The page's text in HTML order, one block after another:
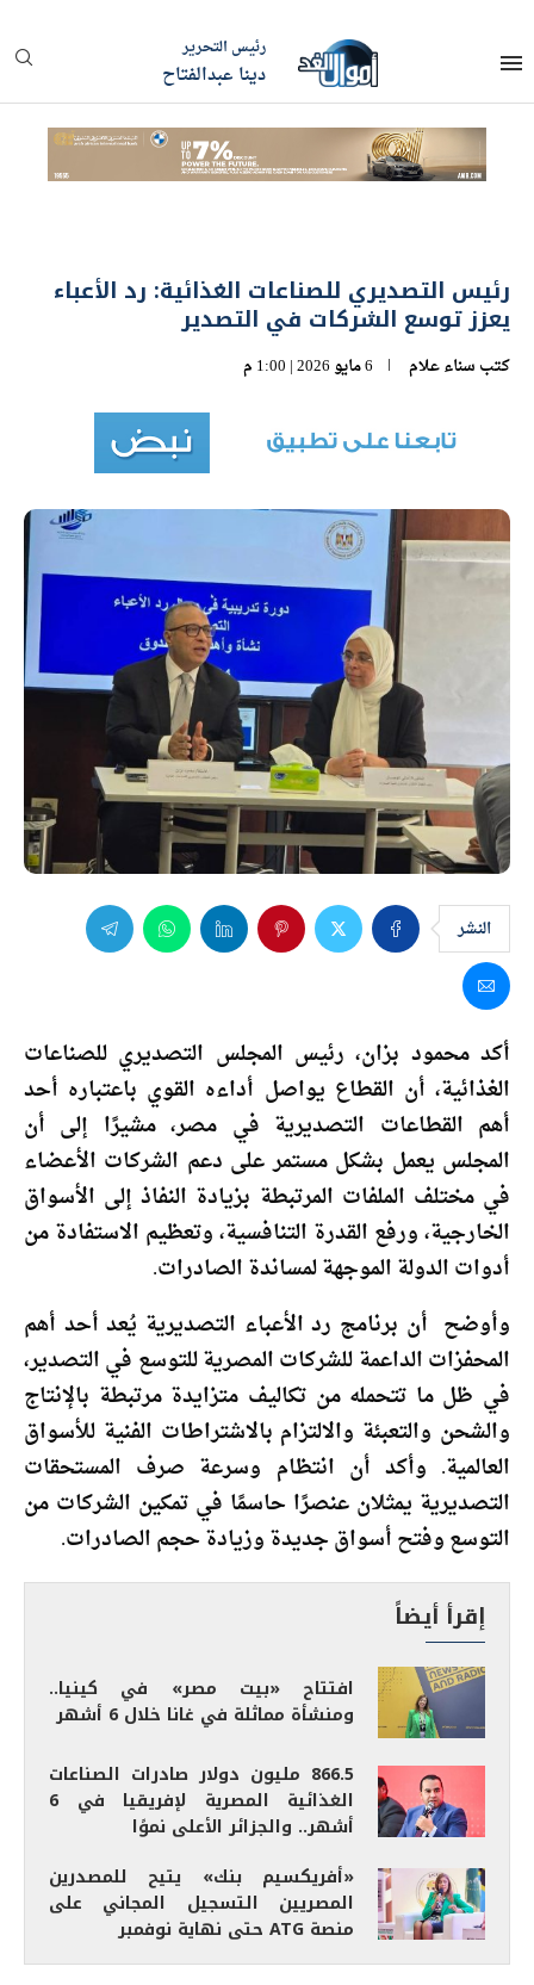
رئيس التحرير
دينا عبدالفتاح
رئيس التصديري للصناعات الغذائية: رد الأعباء
يعزز توسع الشركات في التصدير
كتب سناء علام 6 مايو 2026 | 1:00 م
النشر
أكد محمود بزان، رئيس المجلس التصديري للصناعات
الغذائية، أن القطاع يواصل أداءه القوي باعتباره أحد
أهم القطاعات التصديرية في مصر، مشيرًا إلى أن
المجلس يعمل بشكل مستمر على دعم الشركات الأعضاء
في مختلف الملفات المرتبطة بزيادة النفاذ إلى الأسواق
الخارجية، ورفع القدرة التنافسية، وتعظيم الاستفادة من
أدوات الدولة الموجهة لمساندة الصادرات.
وأوضح أن برنامج رد الأعباء التصديرية يُعد أحد أهم
المحفزات الداعمة للشركات المصرية للتوسع في التصدير،
في ظل ما تتحمله من تكاليف متزايدة مرتبطة بالإنتاج
والشحن والتعبئة والالتزام بالاشتراطات الفنية للأسواق
العالمية. وأكد أن انتظام وسرعة صرف المستحقات
التصديرية يمثلان عنصرًا حاسمًا في تمكين الشركات من
التوسع وفتح أسواق جديدة وزيادة حجم الصادرات.
إقرأ أيضاً
افتتاح «بيت مصر» في كينيا..
ومنشأة مماثلة في غانا خلال 6 أشهر
866.5 مليون دولار صادرات الصناعات
الغذائية المصرية لإفريقيا في 6
أشهر.. والجزائر الأعلى نموًا
«أفريكسيم بنك» يتيح للمصدرين
المصريين التسجيل المجاني على
منصة ATG حتى نهاية نوفمبر